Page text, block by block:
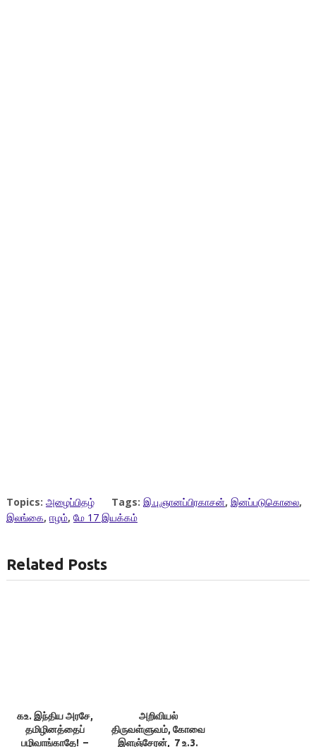
Topics: அழைப்பிதழ் Tags: இ.பு.ஞானப்பிரகாசன், இனப்படுகொலை,
இலங்கை, ஈழம், மே 17 இயக்கம்
Related Posts
கஉ. இந்திய அரசே,
தமிழினத்தைப்
பழிவாங்காதே! –
அறிவியல்
திருவள்ளுவம், கோவை
இளஞ்சேரன், 7 உ.3.